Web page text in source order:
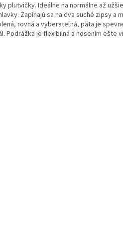
plutvičky. Ideálne na normálne až
Zapínajú sa na dva suché zipsy a
rovná a vyberateľná, päta je
Podrážka je flexibilná a nosením ešte